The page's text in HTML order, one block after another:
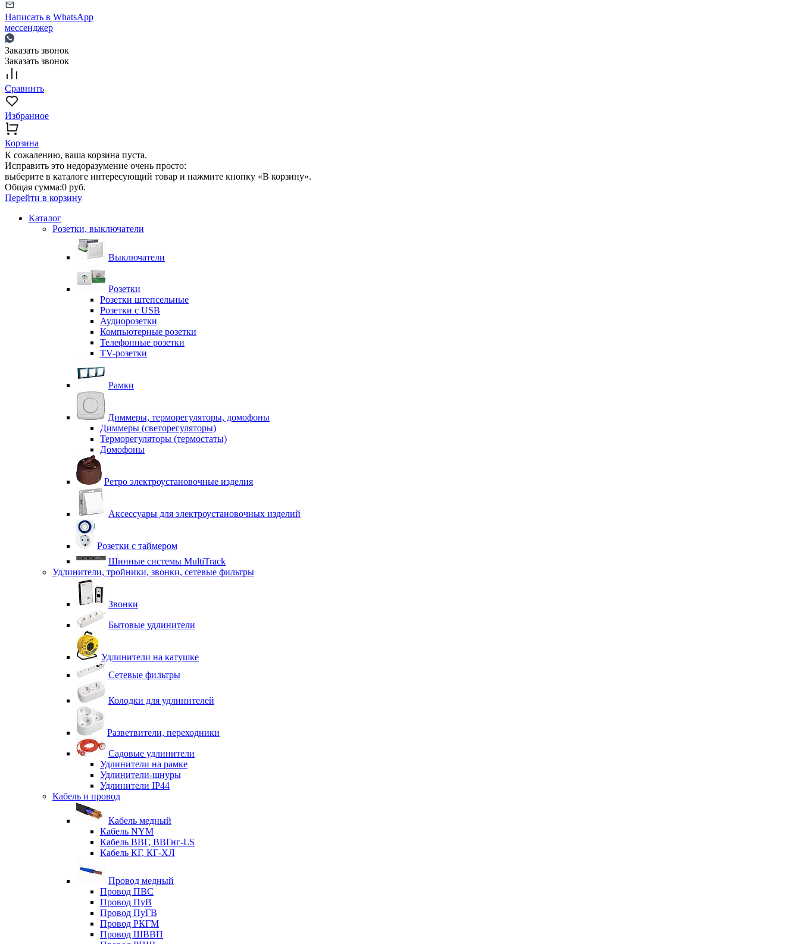
Написать в WhatsApp
мессенджер
Заказать звонок
Заказать звонок
Сравнить
Избранное
Корзина
К сожалению, ваша корзина пуста.
Исправить это недоразумение очень просто:
выберите в каталоге интересующий товар и нажмите кнопку «В корзину».
Общая сумма:0 руб.
Перейти в корзину
Каталог
Розетки, выключатели
Выключатели
Розетки
Розетки штепсельные
Розетки с USB
Аудиорозетки
Компьютерные розетки
Телефонные розетки
TV-розетки
Рамки
Диммеры, терморегуляторы, домофоны
Диммеры (светорегуляторы)
Терморегуляторы (термостаты)
Домофоны
Ретро электроустановочные изделия
Аксессуары для электроустановочных изделий
Розетки с таймером
Шинные системы MultiTrack
Удлинители, тройники, звонки, сетевые фильтры
Звонки
Бытовые удлинители
Удлинители на катушке
Сетевые фильтры
Колодки для удлинителей
Разветвители, переходники
Садовые удлинители
Удлинители на рамке
Удлинители-шнуры
Удлинители IP44
Кабель и провод
Кабель медный
Кабель NYM
Кабель ВВГ, ВВГнг-LS
Кабель КГ, КГ-ХЛ
Провод медный
Провод ПВС
Провод ПуВ
Провод ПуГВ
Провод РКГМ
Провод ШВВП